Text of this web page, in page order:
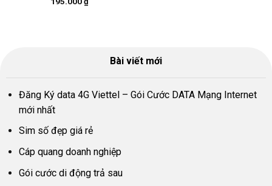
Được xếp
Bài viết mới
Đăng Ký data 4G Viettel – Gói Cước DATA Mạng Internet
mới nhất
Sim số đẹp giá rẻ
Cáp quang doanh nghiệp
Gói cước di động trả sau